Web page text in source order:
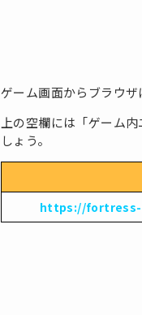
ゲーム画面からブラウザ
上の空欄には「ゲーム
しょう。
https://fortress-